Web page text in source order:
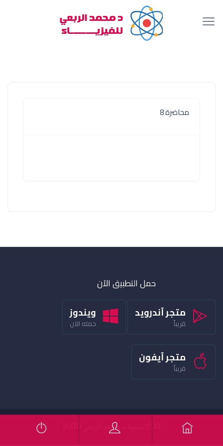
محاضرة 8
حمل التطبيق الآن
متجر آندرويد
قريباً
ويندوز
حمله الآن
متجر آيفون
قريباً
© أكاديمية د محمد الربعي 2020